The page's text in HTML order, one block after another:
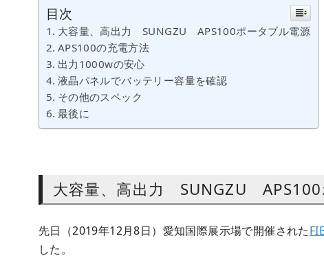
目次
大容量、高出力 SUNGZU APS100ポータブル電源
APS100の充電方法
出力1000wの安心
液晶パネルでバッテリー容量を確認
その他のスペック
最後に
大容量、高出力 SUNGZU APS100
先日（2019年12月8日）愛知国際展示場で開催された
した。